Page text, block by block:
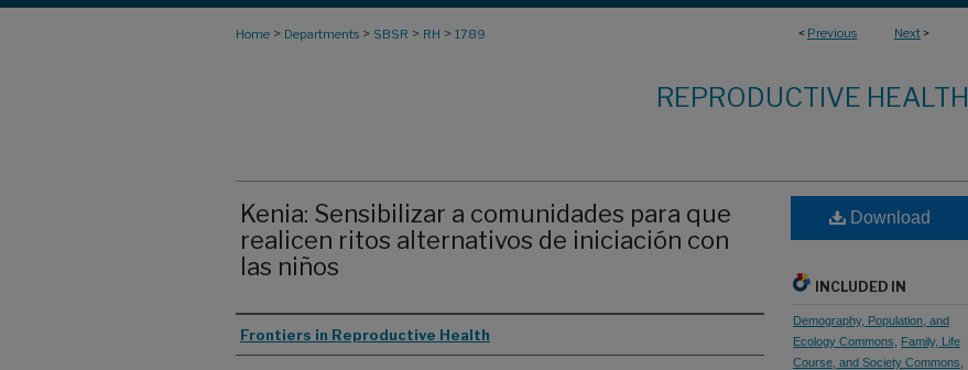
< Previous Next >
Home > Departments > SBSR > RH > 1789
REPRODUCTIVE HEALTH
Kenia: Sensibilizar a comunidades para que
realicen ritos alternativos de iniciación con
las niños
Authors
Frontiers in Reproductive Health
Download
INCLUDED IN
Demography, Population, and
Ecology Commons
Family, Life
Course, and Society Commons